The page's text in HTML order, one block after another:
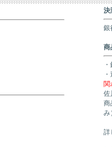
決
銀
商
関
佐
商
み
詳